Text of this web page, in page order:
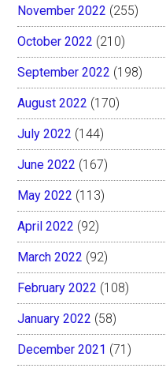
November 2022 (255)
October 2022 (210)
September 2022 (198)
August 2022 (170)
July 2022 (144)
June 2022 (167)
May 2022 (113)
April 2022 (92)
March 2022 (92)
February 2022 (108)
January 2022 (58)
December 2021 (71)